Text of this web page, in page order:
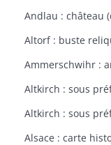
Andlau : château
Ammerschwihr :
Altkirch : sous
Altkirch : sous
Alsace : carte